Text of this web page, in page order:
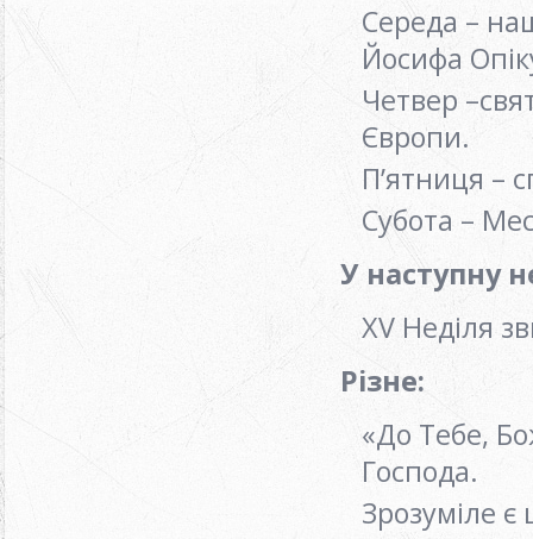
Середа –
Йосифа
Четвер
Європи.
П’ятниця –
Субота –
У наступну
ХV Неділя
Різне:
«До Тебе,
Господа.
Зрозуміле